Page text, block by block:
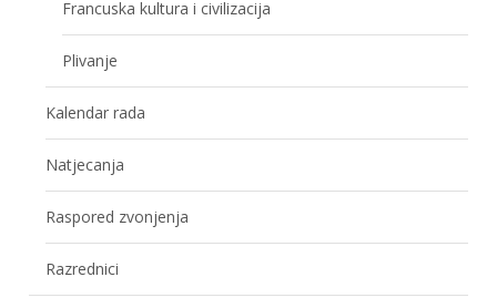
Francuska kultura i civilizacija
Plivanje
Kalendar rada
Natjecanja
Raspored zvonjenja
Razrednici